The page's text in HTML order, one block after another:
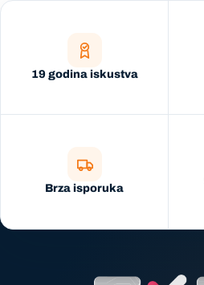
19 godina iskustva
Brza isporuka